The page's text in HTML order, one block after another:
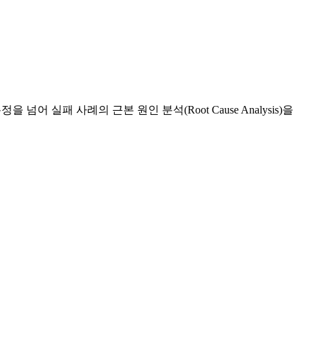
넘어 실패 사례의 근본 원인 분석(Root Cause Analysis)을